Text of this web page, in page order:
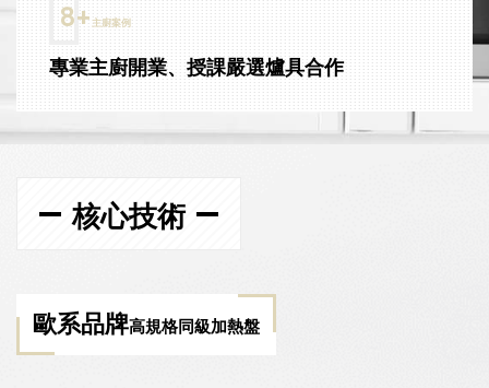
10+主廚案例
專業主廚開業、授課嚴選爐具合作
核心技術